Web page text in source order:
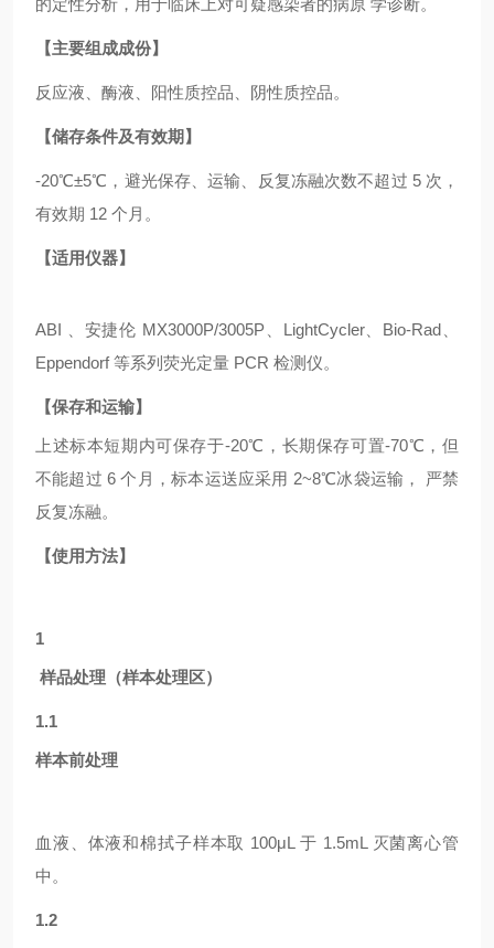
的定性分析，用于临床上对可疑感染者的病原 学诊断。
【主要组成成份】
反应液、酶液、阳性质控品、阴性质控品。
【储存条件及有效期】
-20℃±5℃，避光保存、运输、反复冻融次数不超过 5 次，
有效期 12 个月。
【适用仪器】
ABI 、安捷伦 MX3000P/3005P、LightCycler、Bio-Rad、
Eppendorf 等系列荧光定量 PCR 检测仪。
【保存和运输】
上述标本短期内可保存于-20℃，长期保存可置-70℃，但
不能超过 6 个月，标本运送应采用 2~8℃冰袋运输， 严禁
反复冻融。
【使用方法】
1
样品处理（样本处理区）
1.1
样本前处理
血液、体液和棉拭子样本取 100μL 于 1.5mL 灭菌离心管
中。
1.2